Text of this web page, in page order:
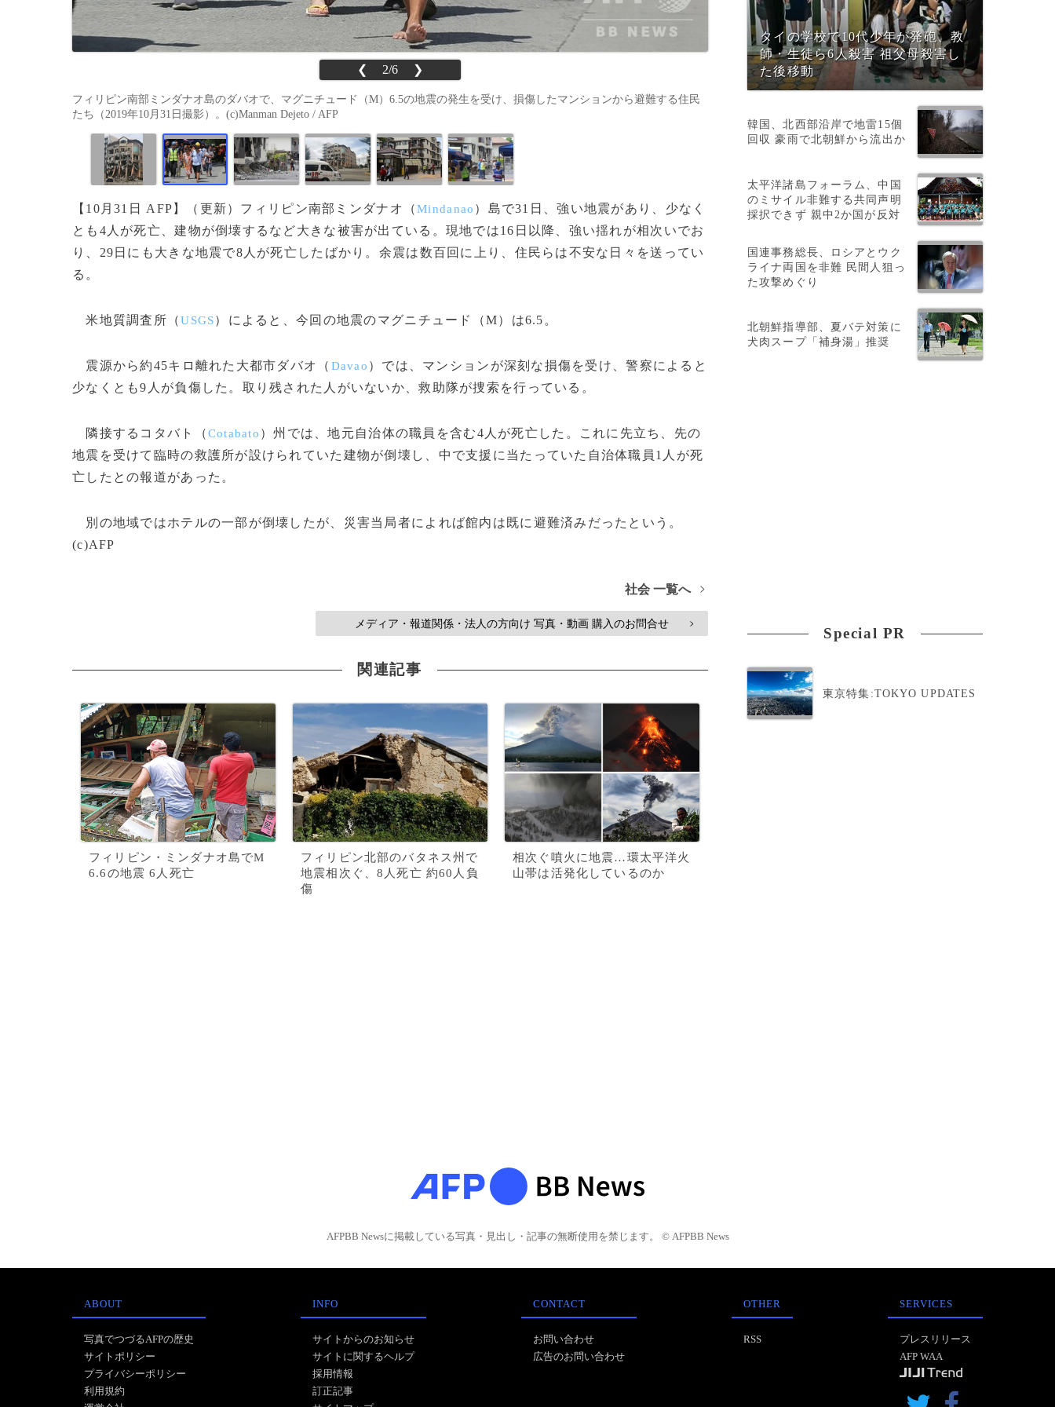
❮ 2/6 ❯
フィリピン南部ミンダナオ島のダバオで、マグニチュード（M）6.5の地震の発生を受け、損傷したマンションから避難する住民
たち（2019年10月31日撮影）。(c)Manman Dejeto / AFP
【10月31日 AFP】（更新）フィリピン南部ミンダナオ（Mindanao ）島で31日、強い地震があり、少なく
とも4人が死亡、建物が倒壊するなど大きな被害が出ている。現地では16日以降、強い揺れが相次いでお
り、29日にも大きな地震で8人が死亡したばかり。余震は数百回に上り、住民らは不安な日々を送ってい
る。
米地質調査所（USGS）によると、今回の地震のマグニチュード（M）は6.5。
震源から約45キロ離れた大都市ダバオ（ Davao ）では、マンションが深刻な損傷を受け、警察によると
少なくとも9人が負傷した。取り残された人がいないか、救助隊が捜索を行っている。
隣接するコタバト（Cotabato ）州では、地元自治体の職員を含む4人が死亡した。これに先立ち、先の
地震を受けて臨時の救護所が設けられていた建物が倒壊し、中で支援に当たっていた自治体職員1人が死
亡したとの報道があった。
別の地域ではホテルの一部が倒壊したが、災害当局者によれば館内は既に避難済みだったという。
(c)AFP
社会 一覧へ >
メディア・報道関係・法人の方向け 写真・動画 購入のお問合せ >
関連記事
フィリピン・ミンダナオ島でM
6.6の地震 6人死亡
フィリピン北部のバタネス州で
地震相次ぐ、8人死亡 約60人負
傷
相次ぐ噴火に地震…環太平洋火
山帯は活発化しているのか
タイの学校で10代少年が発砲、教
師・生徒ら6人殺害 祖父母殺害し
た後移動
韓国、北西部沿岸で地雷15個
回収 豪雨で北朝鮮から流出か
太平洋諸島フォーラム、中国
のミサイル非難する共同声明
採択できず 親中2か国が反対
国連事務総長、ロシアとウク
ライナ両国を非難 民間人狙っ
た攻撃めぐり
北朝鮮指導部、夏バテ対策に
犬肉スープ「補身湯」推奨
Special PR
東京特集:TOKYO UPDATES
AFPBB Newsに掲載している写真・見出し・記事の無断使用を禁じます。 © AFPBB News
ABOUT
写真でつづるAFPの歴史
サイトポリシー
プライバシーポリシー
利用規約
INFO
サイトからのお知らせ
サイトに関するヘルプ
採用情報
訂正記事
CONTACT
お問い合わせ
広告のお問い合わせ
OTHER
RSS
SERVICES
プレスリリース
AFP WAA